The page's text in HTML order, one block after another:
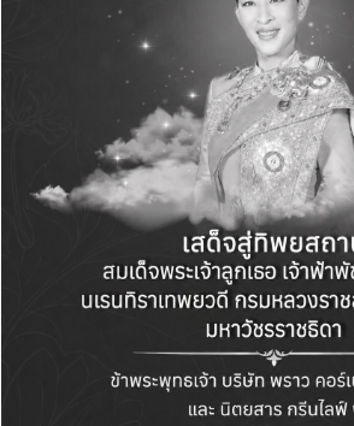
ดีเยี่ยม มีผู้เข้าชมบูธจำนวนมาก แ
ทางธุรกิจจริงกับพันธมิตรจากหลา
“ปีนี้เราจะต่อยอดความสำเร็จ สา
พันธมิตรเดิม ขยายเครือข่ายใหม่
ผลิตภัณฑ์คุณภาพของไทยสู่สายต
วรรณ กล่าวทิ้งท้าย